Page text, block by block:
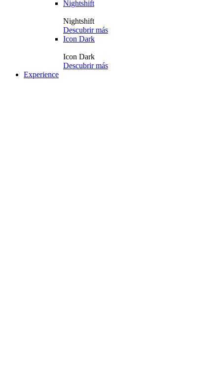
Nightshift
Nightshift
Descubrir más
Icon Dark
Icon Dark
Descubrir más
Experience